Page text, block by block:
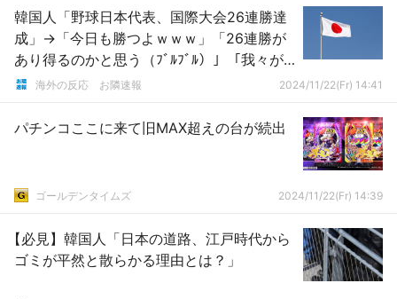
韓国人「野球日本代表、国際大会26連勝達
成」→「今日も勝つよｗｗｗ」「26連勝が
あり得るのかと思う（ﾌﾞﾙﾌﾞﾙ）」「我々が
日本相手によく戦ったようだ、マジで」
海外の反応 お隣速報 2024/11/22(Fr) 14:41
パチンコここに来て旧MAX超えの台が続出
ゴールデンタイムズ 2024/11/22(Fr) 14:39
【必見】韓国人「日本の道路、江戸時代から
ゴミが平然と散らかる理由とは？」